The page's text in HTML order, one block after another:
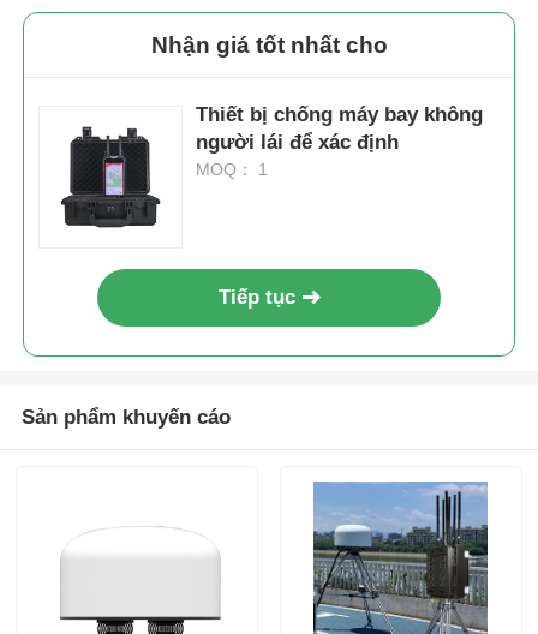
Nhận giá tốt nhất cho
Thiết bị chống máy bay không
người lái để xác định
MOQ： 1
Tiếp tục
Sản phẩm khuyến cáo